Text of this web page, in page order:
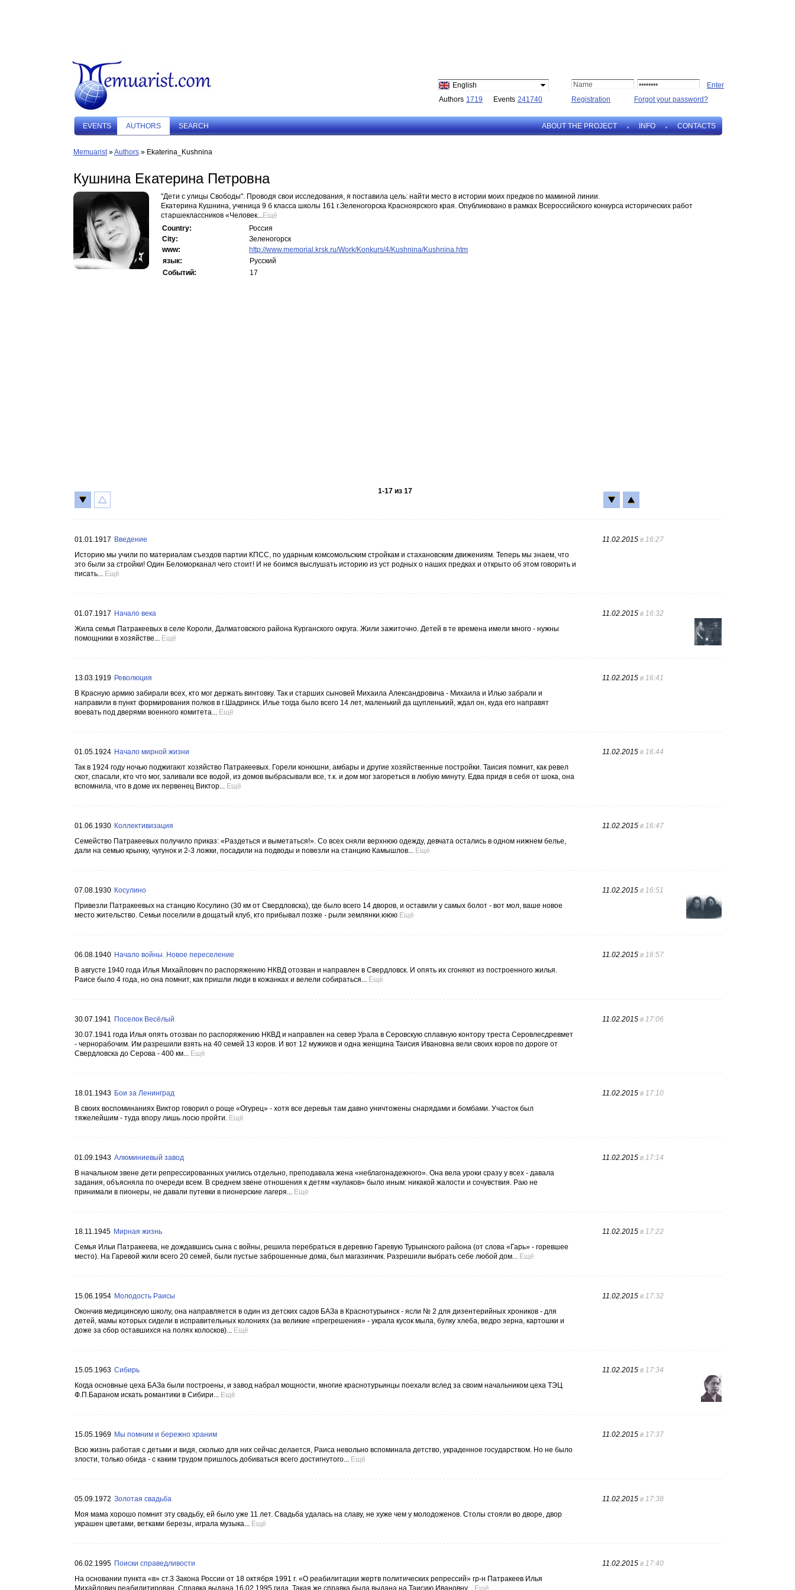
English
Authors 1719 Events 241740 Registration Forgot your password?
EVENTS AUTHORS SEARCH ABOUT THE PROJECT INFO CONTACTS
Memuarist»Authors » Ekaterina_Kushnina
Кушнина Екатерина Петровна
"Дети с улицы Свободы". Проводя свои исследования, я поставила цель: найти место в истории моих предков по маминой линии.
Екатерина Кушнина, ученица 9 б класса школы 161 г.Зеленогорска Красноярского края. Опубликовано в рамках Всероссийского конкурса исторических работ
старшеклассников «Человек...Ещё
Country:
Россия
City:
Зеленогорск
www:
http://www.memorial.krsk.ru/Work/Konkurs/4/Kushnina/Kushnina.htm
язык:
Русский
Событий:
17
1-17 из 17
01.01.1917 Введение
Историю мы учили по материалам съездов партии КПСС, по ударным комсомольским стройкам и стахановским движениям. Теперь мы знаем, что
это были за стройки! Один Беломорканал чего стоит! И не боимся выслушать историю из уст родных о наших предках и открыто об этом говорить и
писать... Ещё
11.02.2015 в 16:27
01.07.1917 Начало века
Жила семья Патракеевых в селе Короли, Далматовского района Курганского округа. Жили зажиточно. Детей в те времена имели много - нужны
помощники в хозяйстве... Ещё
11.02.2015 в 16:32
13.03.1919 Революция
В Красную армию забирали всех, кто мог держать винтовку. Так и старших сыновей Михаила Александровича - Михаила и Илью забрали и
направили в пункт формирования полков в г.Шадринск. Илье тогда было всего 14 лет, маленький да щупленький, ждал он, куда его направят
воевать под дверями военного комитета... Ещё
11.02.2015 в 16:41
01.05.1924 Начало мирной жизни
Так в 1924 году ночью поджигают хозяйство Патракеевых. Горели конюшни, амбары и другие хозяйственные постройки. Таисия помнит, как ревел
скот, спасали, кто что мог, заливали все водой, из домов выбрасывали все, т.к. и дом мог загореться в любую минуту. Едва придя в себя от шока, она
вспомнила, что в доме их первенец Виктор... Ещё
11.02.2015 в 16:44
01.06.1930 Коллективизация
Семейство Патракеевых получило приказ: «Раздеться и выметаться!». Со всех сняли верхнюю одежду, девчата остались в одном нижнем белье,
дали на семью крынку, чугунок и 2-3 ложки, посадили на подводы и повезли на станцию Камышлов... Ещё
11.02.2015 в 16:47
07.08.1930 Косулино
Привезли Патракеевых на станцию Косулино (30 км от Свердловска), где было всего 14 дворов, и оставили у самых болот - вот мол, ваше новое
место жительство. Семьи поселили в дощатый клуб, кто прибывал позже - рыли землянки.ююю Ещё
11.02.2015 в 16:51
06.08.1940 Начало войны. Новое переселение
В августе 1940 года Илья Михайлович по распоряжению НКВД отозван и направлен в Свердловск. И опять их сгоняют из построенного жилья.
Раисе было 4 года, но она помнит, как пришли люди в кожанках и велели собираться... Ещё
11.02.2015 в 16:57
30.07.1941 Поселок Весёлый
30.07.1941 года Илья опять отозван по распоряжению НКВД и направлен на север Урала в Серовскую сплавную контору треста Серовлесдревмет
- чернорабочим. Им разрешили взять на 40 семей 13 коров. И вот 12 мужиков и одна женщина Таисия Ивановна вели своих коров по дороге от
Свердловска до Серова - 400 км... Ещё
11.02.2015 в 17:06
18.01.1943 Бои за Ленинград
В своих воспоминаниях Виктор говорил о роще «Огурец» - хотя все деревья там давно уничтожены снарядами и бомбами. Участок был
тяжелейшим - туда впору лишь лосю пройти. Ещё
11.02.2015 в 17:10
01.09.1943 Алюминиевый завод
В начальном звене дети репрессированных учились отдельно, преподавала жена «неблагонадежного». Она вела уроки сразу у всех - давала
задания, объясняла по очереди всем. В среднем звене отношения к детям «кулаков» было иным: никакой жалости и сочувствия. Раю не
принимали в пионеры, не давали путевки в пионерские лагеря... Ещё
11.02.2015 в 17:14
18.11.1945 Мирная жизнь
Семья Ильи Патракеева, не дождавшись сына с войны, решила перебраться в деревню Гаревую Турьинского района (от слова «Гарь» - горевшее
место). На Гаревой жили всего 20 семей, были пустые заброшенные дома, был магазинчик. Разрешили выбрать себе любой дом... Ещё
11.02.2015 в 17:22
15.06.1954 Молодость Раисы
Окончив медицинскую школу, она направляется в один из детских садов БАЗа в Краснотурьинск - ясли № 2 для дизентерийных хроников - для
детей, мамы которых сидели в исправительных колониях (за великие «прегрешения» - украла кусок мыла, булку хлеба, ведро зерна, картошки и
доже за сбор оставшихся на полях колосков)... Ещё
11.02.2015 в 17:32
15.05.1963 Сибирь
Когда основные цеха БАЗа были построены, и завод набрал мощности, многие краснотурьинцы поехали вслед за своим начальником цеха ТЭЦ
Ф.П.Бараном искать романтики в Сибири... Ещё
11.02.2015 в 17:34
15.05.1969 Мы помним и бережно храним
Всю жизнь работая с детьми и видя, сколько для них сейчас делается, Раиса невольно вспоминала детство, украденное государством. Но не было
злости, только обида - с каким трудом пришлось добиваться всего достигнутого... Ещё
11.02.2015 в 17:37
05.09.1972 Золотая свадьба
Моя мама хорошо помнит эту свадьбу, ей было уже 11 лет. Свадьба удалась на славу, не хуже чем у молодоженов. Столы стояли во дворе, двор
украшен цветами, ветками березы, играла музыка... Ещё
11.02.2015 в 17:38
06.02.1995 Поиски справедливости
На основании пункта «в» ст.3 Закона России от 18 октября 1991 г. «О реабилитации жертв политических репрессий» гр-н Патракеев Илья
Михайлович реабилитирован. Справка выдана 16.02.1995 гида. Такая же справка была выдана на Таисию Ивановну...
Ещё
11.02.2015 в 17:40